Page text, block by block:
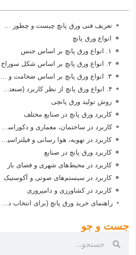
انواع ورق پانچ
۱. انواع ورق پانچ بر اساس جنس
۲. انواع ورق پانچ بر اساس شکل سوراخ
۴. انواع ورق پانچ از نظر کاربرد (صنعتی یا دکوراتیو)
روش تولید ورق پانچی
کاربرد ورق پانچ در صنایع مختلف
کاربرد در تهویه، هوا رسانی و فیلتراسیون
کاربرد ورق پانچ در صنایع
کاربرد در محیط‌های شهری و فضای باز
کاربرد در سیستم‌های صوتی و آکوستیک
کاربرد در کشاورزی و دامپروری
جست و جو